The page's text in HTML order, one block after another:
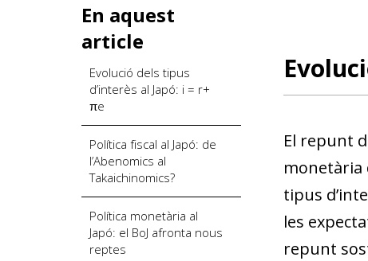
En aquest
article
Evolució dels tipus
d’interès al Japó: i = r+
πe
Política fiscal al Japó: de
l’Abenomics al
Takaichinomics?
Política monetària al
Japó: el BoJ afronta nous
reptes
El repunt
monetària
tipus
les
repunt